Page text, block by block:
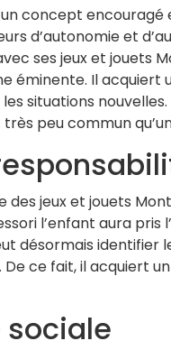
concept
d’autonomie et
ses jeux et jouets
éminente. Il
situations
très peu commun
des jeux et jouets
l’enfant aura pris
désormais identifier
ce fait, il acquiert
sociale